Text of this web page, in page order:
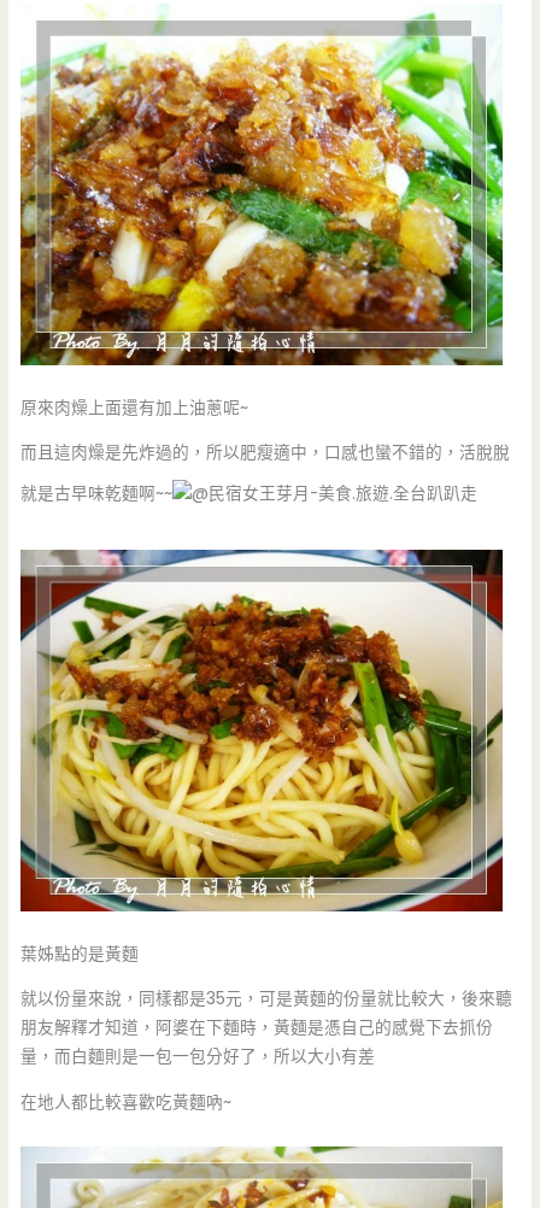
原來肉燥上面還有加上油蔥呢~
而且這肉燥是先炸過的，所以肥瘦適中，口感也蠻不錯的，活脫脫
就是古早味乾麵啊~~
葉姊點的是黃麵
就以份量來說，同樣都是35元，可是黃麵的份量就比較大，後來聽
朋友解釋才知道，阿婆在下麵時，黃麵是憑自己的感覺下去抓份
量，而白麵則是一包一包分好了，所以大小有差
在地人都比較喜歡吃黃麵吶~